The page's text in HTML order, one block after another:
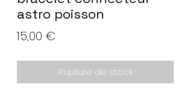
astro poisson
15,00 €
Rupture de stock